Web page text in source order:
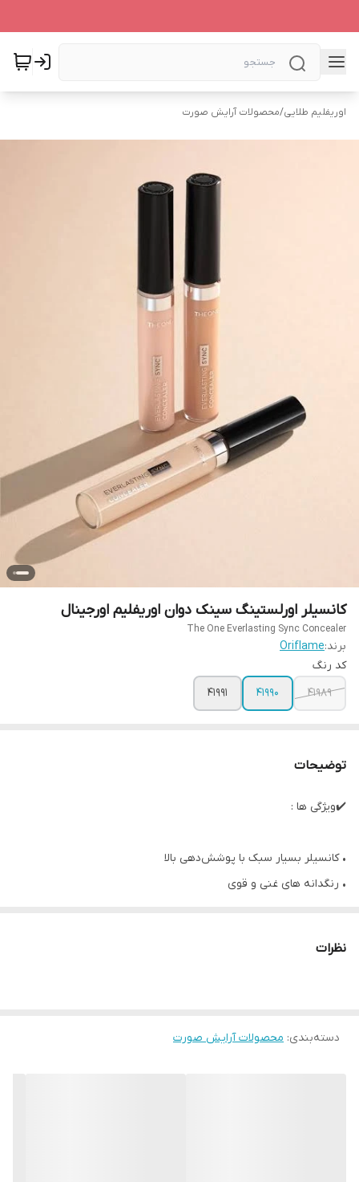
اوریفلیم طلایی/محصولات آرایش صورت
کانسیلر اورلستینگ سینک دوان اوریفلیم اورجینال
The One Everlasting Sync Concealer
برند:Oriflame
کد رنگ
41989
41990
41991
توضیحات
✔️ویژگی ها :
• کانسیلر بسیار سبک با پوشش‌دهی بالا
• رنگدانه های غنی و قوی
• ماندگاری بالا تا 30 ساعت
نظرات
دسته‌بندی: محصولات آرایش صورت